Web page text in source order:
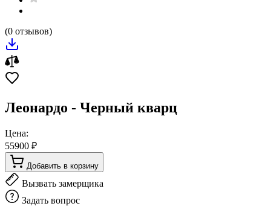
(0 отзывов)
Леонардо - Черный кварц
Цена:
55900 ₽
Добавить в корзину
Вызвать замерщика
Задать вопрос